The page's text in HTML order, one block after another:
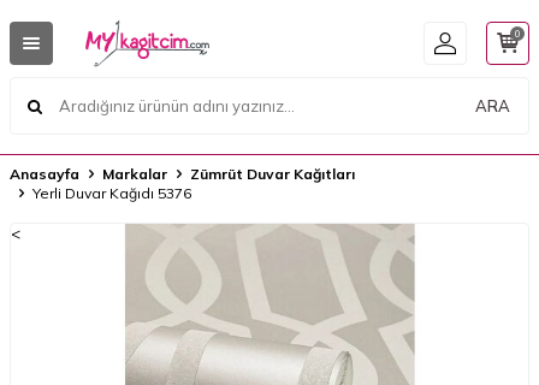
ARA
0
Anasayfa Markalar
Zümrüt Duvar Kağıtları
Yerli Duvar Kağıdı 5376
<